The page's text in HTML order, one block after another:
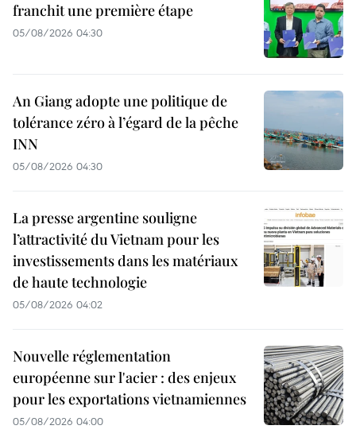
franchit une première étape
05/08/2026 04:30
An Giang adopte une politique de
tolérance zéro à l’égard de la pêche
INN
05/08/2026 04:30
La presse argentine souligne
l’attractivité du Vietnam pour les
investissements dans les matériaux
de haute technologie
05/08/2026 04:02
Nouvelle réglementation
européenne sur l'acier : des enjeux
pour les exportations vietnamiennes
05/08/2026 04:00